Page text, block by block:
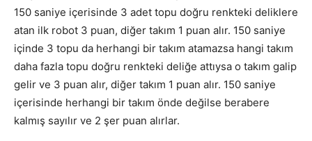
150 saniye içerisinde 3 adet topu doğru renkteki deliklere
atan ilk robot 3 puan, diğer takım 1 puan alır. 150 saniye
içinde 3 topu da herhangi bir takım atamazsa hangi takım
daha fazla topu doğru renkteki deliğe attıysa o takım galip
gelir ve 3 puan alır, diğer takım 1 puan alır. 150 saniye
içerisinde herhangi bir takım önde değilse berabere
kalmış sayılır ve 2 şer puan alırlar.